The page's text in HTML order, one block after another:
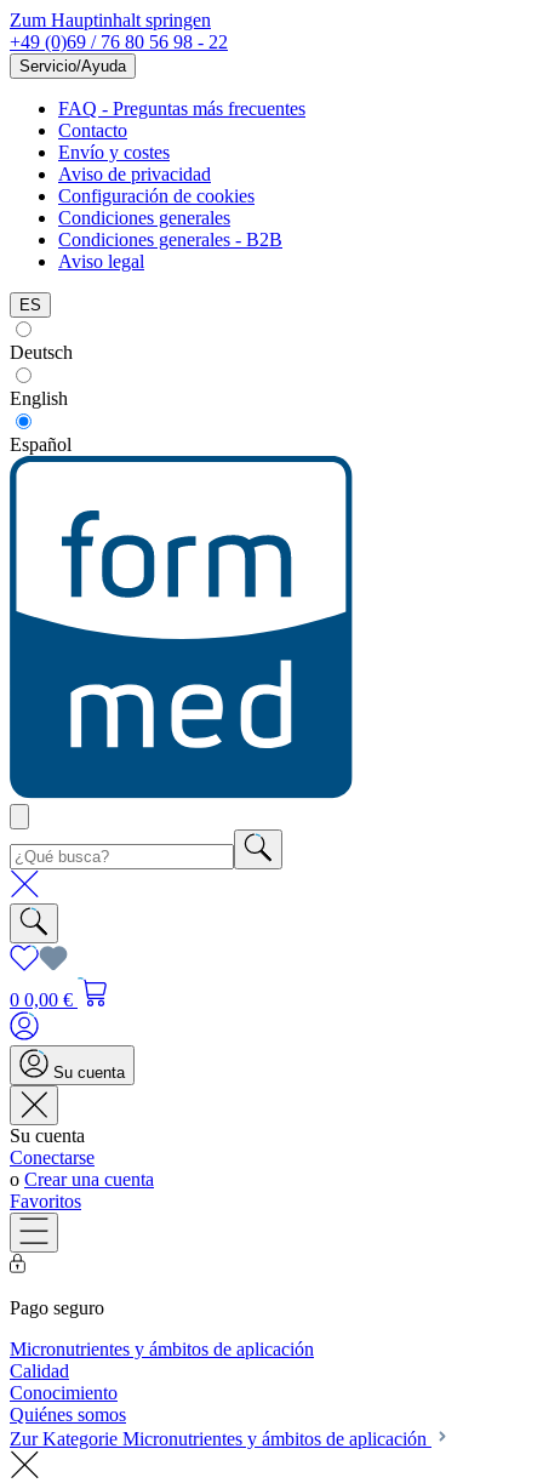
Zum Hauptinhalt springen
+49 (0)69 / 76 80 56 98 - 22
Servicio/Ayuda
FAQ - Preguntas más frecuentes
Contacto
Envío y costes
Aviso de privacidad
Configuración de cookies
Condiciones generales
Condiciones generales - B2B
Aviso legal
ES
Deutsch
English
Español
0 0,00 €
Su cuenta
Su cuenta
Conectarse
o Crear una cuenta
Favoritos
Pago seguro
Micronutrientes y ámbitos de aplicación
Calidad
Conocimiento
Quiénes somos
Zur Kategorie Micronutrientes y ámbitos de aplicación